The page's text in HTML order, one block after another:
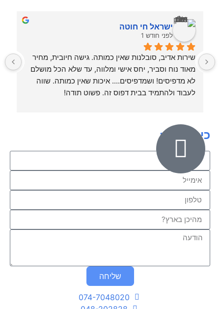
ישראל חי חוטה
לפני חודש 1
שירות אדיב, סובלנות שאין כמותה. גישה חיובית, מחיר
מאוד נוח וסביר, יחס אישי ומלווה, עד שלא הכל מושלם
לא מדפיסים! ושמדפיסים.... איכות שאין כמותה. שווה
לעבוד ולהתמיד בבית דפוס זה. פשוט תודה!
כיתבו לנו:
שליחה
074-7048020